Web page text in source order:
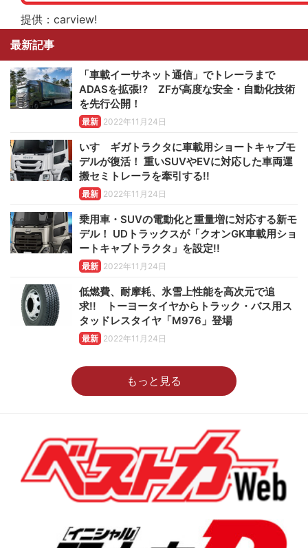
提供：carview!
最新記事
「車載イーサネット通信」でトレーラまで
ADASを拡張!? ZFが高度な安全・自動化技術
を先行公開！
最新 2022年11月24日
いすゞギガトラクタに車載用ショートキャブモ
デルが復活！ 重いSUVやEVに対応した車両運
搬セミトレーラを牽引する!!
最新 2022年11月24日
乗用車・SUVの電動化と重量増に対応する新モ
デル！ UDトラックスが「クオンGK車載用ショ
ートキャブトラクタ」を設定!!
最新 2022年11月24日
低燃費、耐摩耗、氷雪上性能を高次元で追
求!! トーヨータイヤからトラック・バス用ス
タッドレスタイヤ「M976」登場
最新 2022年11月24日
もっと見る